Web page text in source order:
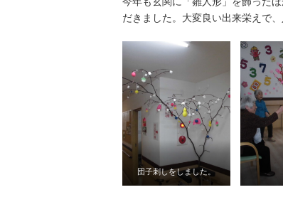
だきました。大変良い出来栄えで
団子刺しをしました。